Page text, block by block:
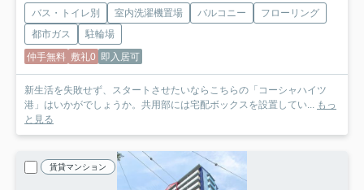
バス・トイレ別 室内洗濯機置場 バルコニー
フローリング
都市ガス
駐輪場
仲手無料 敷礼0 即入居可
新生活を失敗せず、スタートさせたいならこちらの「コーシャハイツ
港」はいかがでしょうか。共用部には宅配ボックスを設置してい... もっ
と見る
賃貸マンション